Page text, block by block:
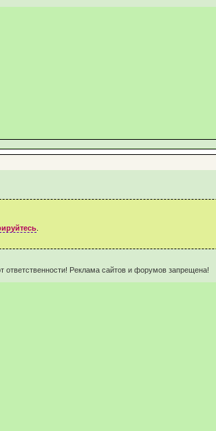
.
Реклама сайтов и форумов запрещена!